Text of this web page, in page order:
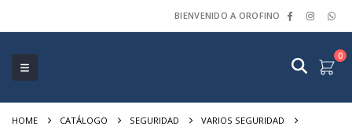
BIENVENIDO A OROFINO
0
HOME CATÁLOGO SEGURIDAD
VARIOS SEGURIDAD